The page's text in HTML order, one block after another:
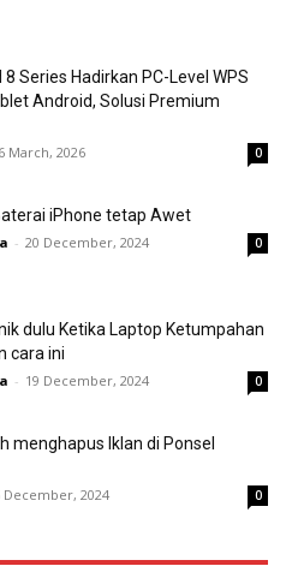
Series Hadirkan PC-Level WPS
Android, Solusi Premium
March, 2026 0
iPhone tetap Awet
- 20 December, 2024 0
dulu Ketika Laptop Ketumpahan
cara ini
- 19 December, 2024 0
menghapus Iklan di Ponsel
December, 2024 0